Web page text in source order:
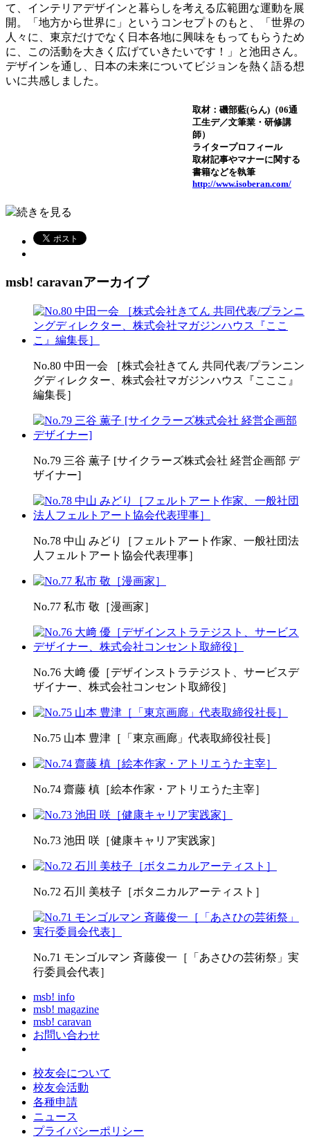
て、インテリアデザインと暮らしを考える広範囲な運動を展
開。「地方から世界に」というコンセプトのもと、「世界の
人々に、東京だけでなく日本各地に興味をもってもらうため
に、この活動を大きく広げていきたいです！」と池田さん。
デザインを通し、日本の未来についてビジョンを熱く語る想
いに共感しました。
取材：磯部藍(らん) （06通
工生デ／文筆業・研修講
師）
ライタープロフィール
取材記事やマナーに関する
書籍などを執筆
http://www.isoberan.com/
続きを見る
msb! caravanアーカイブ
No.80 中田一会 ［株式会社きてん 共同代表/プランニン
グディレクター、株式会社マガジンハウス『こここ』
編集長］
No.79 三谷 薫子 [サイクラーズ株式会社 経営企画部 デ
ザイナー]
No.78 中山 みどり［フェルトアート作家、一般社団法
人フェルトアート協会代表理事］
No.77 私市 敬［漫画家］
No.76 大﨑 優［デザインストラテジスト、サービスデ
ザイナー、株式会社コンセント取締役］
No.75 山本 豊津［「東京画廊」代表取締役社長］
No.74 齋藤 槙［絵本作家・アトリエうた主宰］
No.73 池田 咲［健康キャリア実践家］
No.72 石川 美枝子［ボタニカルアーティスト］
No.71 モンゴルマン 斉藤俊一［「あさひの芸術祭」実
行委員会代表］
msb! info
msb! magazine
msb! caravan
お問い合わせ
校友会について
校友会活動
各種申請
ニュース
プライバシーポリシー